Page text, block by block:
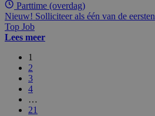
Parttime (overdag)
Nieuw! Solliciteer als één van de eersten
Top Job
Lees meer
1
2
3
4
…
21